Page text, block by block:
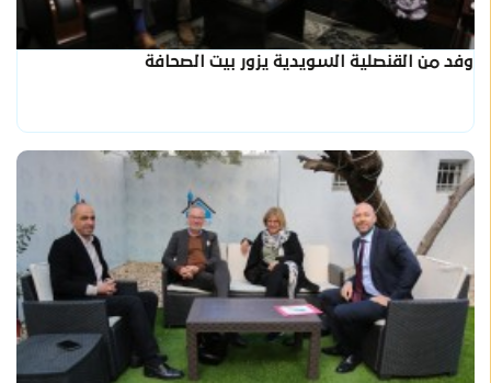
وفد من القنصلية السويدية يزور بيت الصحافة